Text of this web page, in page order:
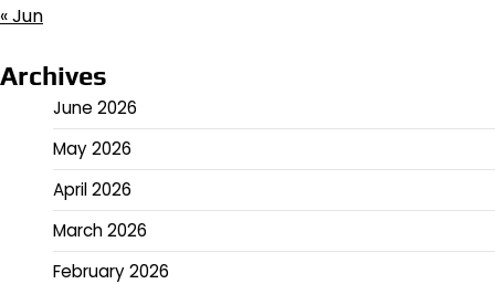
« Jun
Archives
June 2026
May 2026
April 2026
March 2026
February 2026